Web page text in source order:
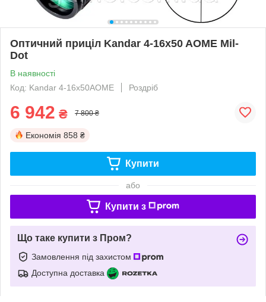
Оптичний приціл Kandar 4-16x50 AOME Mil-
Dot
В наявності
Код: Kandar 4-16x50AOME
Роздріб
6 942 ₴ 7 800 ₴
Економія 858 ₴
Купити
або
Купити з
Що таке купити з Пром?
Замовлення під захистом
Доступна доставка